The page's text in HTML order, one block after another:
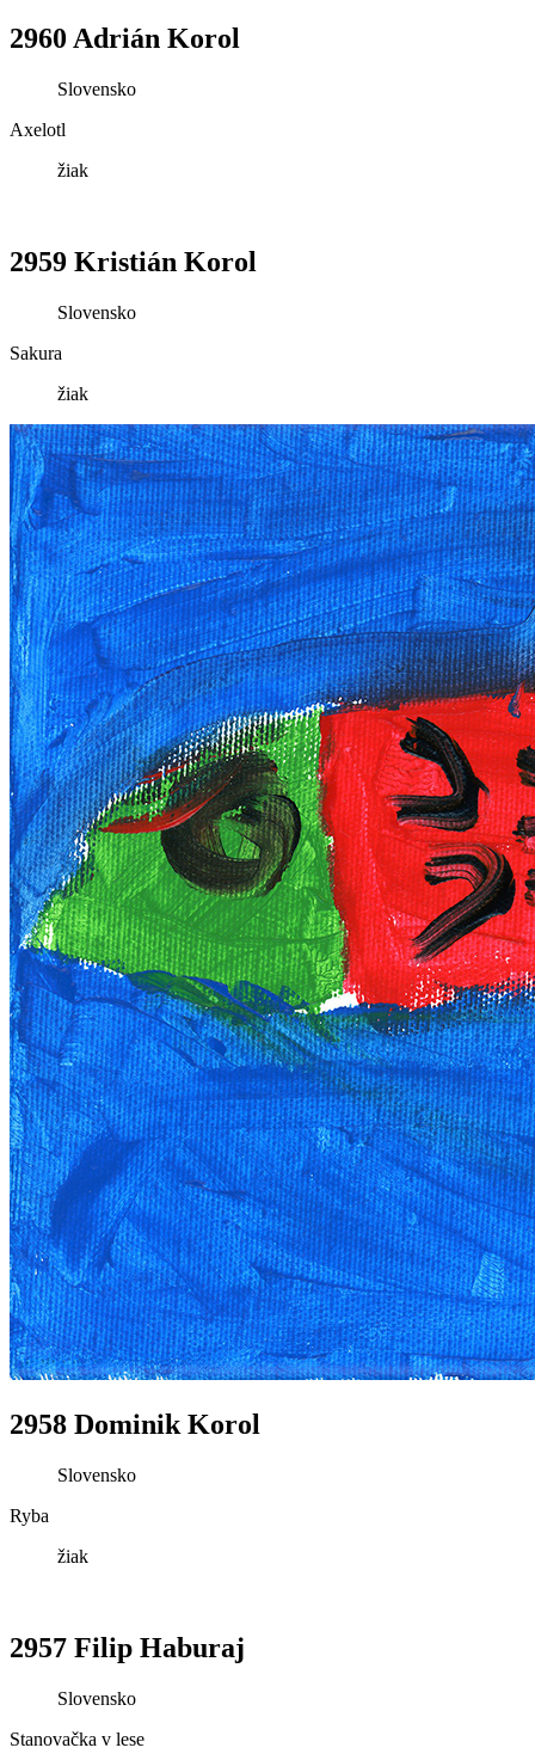
2960 Adrián Korol
Slovensko
Axelotl
žiak
2959 Kristián Korol
Slovensko
Sakura
žiak
2958 Dominik Korol
Slovensko
Ryba
žiak
2957 Filip Haburaj
Slovensko
Stanovačka v lese